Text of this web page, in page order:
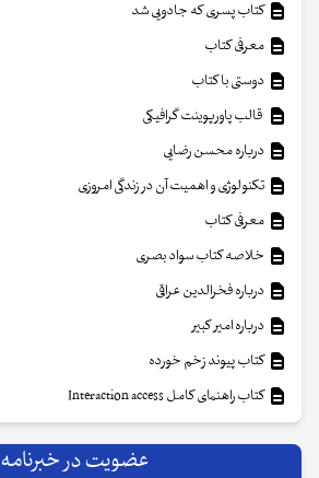
کتاب پسری که جادویی شد
معرفی کتاب
دوستی با کتاب
قالب پاورپوینت گرافیکی
درباره محسن رضایی
تکنولوژی و اهمیت آن در زندگی امروزی
معرفی کتاب
خلاصه کتاب سواد بصری
درباره فخرالدین عراقی
درباره امیر کبیر
کتاب پیوند زخم خورده
کتاب راهنمای کامل Interaction access
عضویت در خبرنامه